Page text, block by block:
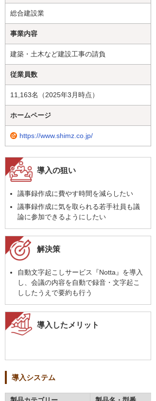
総合建設業
事業内容
建築・土木など建設工事の請負
従業員数
11,163名（2025年3月時点）
ホームページ
https://www.shimz.co.jp/
導入の狙い
議事録作成に費やす時間を減らしたい
議事録作成に気を取られる若手社員も議
論に参加できるようにしたい
解決策
自動文字起こしサービス『Notta』を導入
し、会議の内容を自動で録音・文字起こ
ししたうえで要約も行う
導入したメリット
導入システム